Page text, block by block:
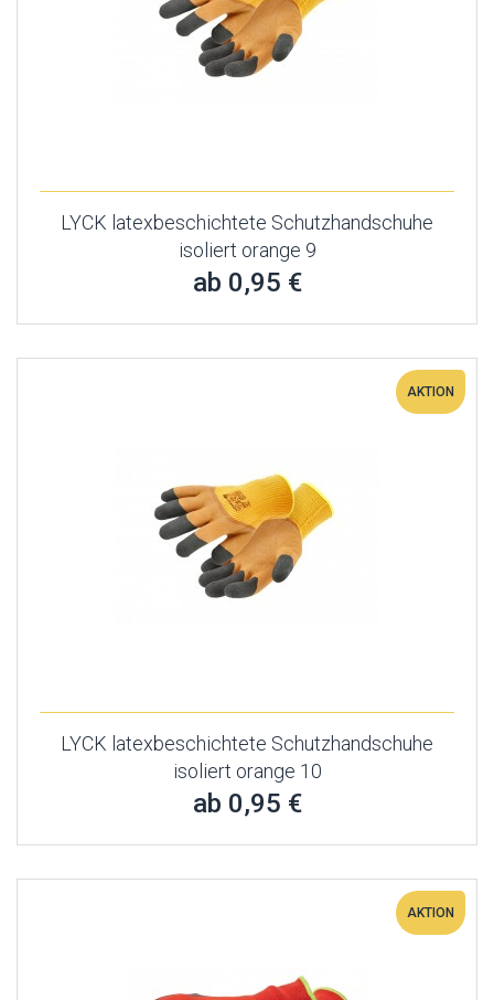
LYCK latexbeschichtete Schutzhandschuhe
isoliert orange 9
ab 0,95 €
AKTION
LYCK latexbeschichtete Schutzhandschuhe
isoliert orange 10
ab 0,95 €
AKTION